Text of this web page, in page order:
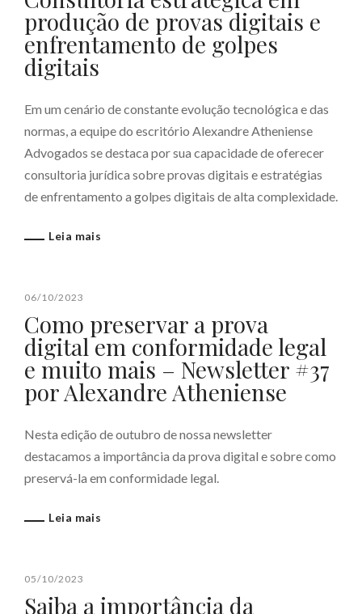
produção de provas digitais e
enfrentamento de golpes
digitais
Em um cenário de constante evolução tecnológica e das
normas, a equipe do escritório Alexandre Atheniense
Advogados se destaca por sua capacidade de oferecer
consultoria jurídica sobre provas digitais e estratégias
de enfrentamento a golpes digitais de alta complexidade.
Leia mais
06/10/2023
Como preservar a prova
digital em conformidade legal
e muito mais – Newsletter #37
por Alexandre Atheniense
Nesta edição de outubro de nossa newsletter
destacamos a importância da prova digital e sobre como
preservá-la em conformidade legal.
Leia mais
05/10/2023
Saiba a importância da